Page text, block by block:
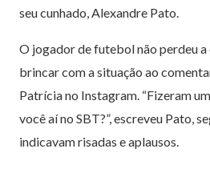
seu cunhado, Alexandre Pato.
O jogador de futebol não perdeu
brincar com a situação ao
Patrícia no Instagram. “Fizeram
você aí no SBT?”, escreveu Pato,
indicavam risadas e aplausos.